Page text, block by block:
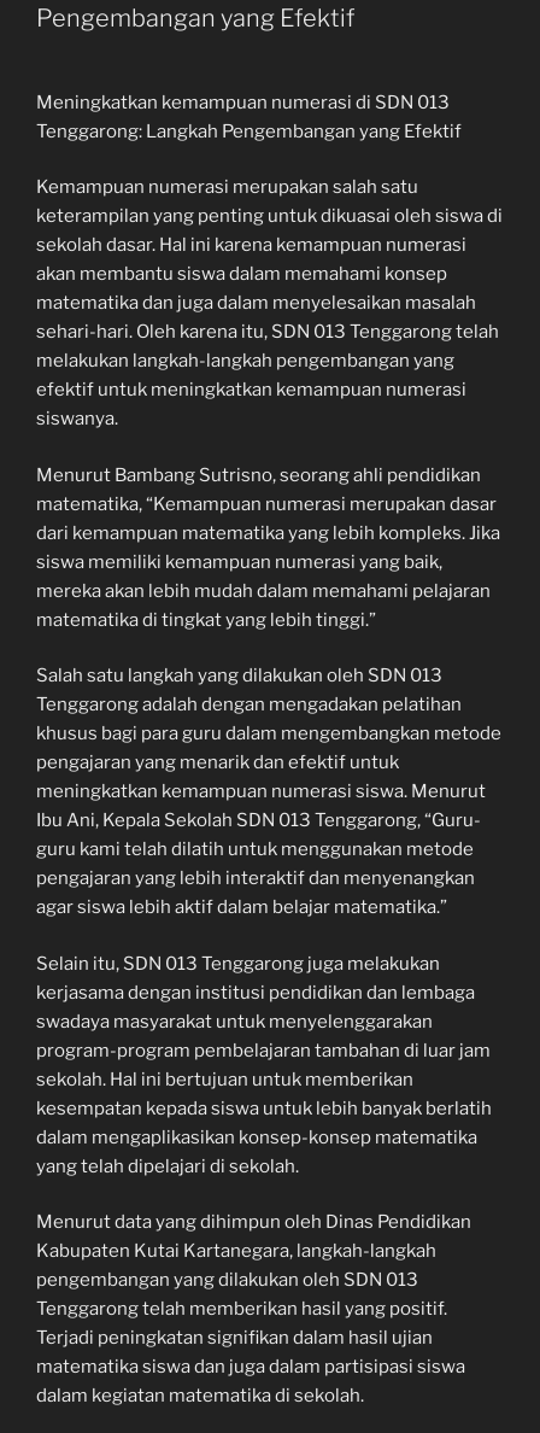
Pengembangan yang Efektif
Meningkatkan kemampuan numerasi di SDN 013
Tenggarong: Langkah Pengembangan yang Efektif
Kemampuan numerasi merupakan salah satu
keterampilan yang penting untuk dikuasai oleh siswa di
sekolah dasar. Hal ini karena kemampuan numerasi
akan membantu siswa dalam memahami konsep
matematika dan juga dalam menyelesaikan masalah
sehari-hari. Oleh karena itu, SDN 013 Tenggarong telah
melakukan langkah-langkah pengembangan yang
efektif untuk meningkatkan kemampuan numerasi
siswanya.
Menurut Bambang Sutrisno, seorang ahli pendidikan
matematika, “Kemampuan numerasi merupakan dasar
dari kemampuan matematika yang lebih kompleks. Jika
siswa memiliki kemampuan numerasi yang baik,
mereka akan lebih mudah dalam memahami pelajaran
matematika di tingkat yang lebih tinggi.”
Salah satu langkah yang dilakukan oleh SDN 013
Tenggarong adalah dengan mengadakan pelatihan
khusus bagi para guru dalam mengembangkan metode
pengajaran yang menarik dan efektif untuk
meningkatkan kemampuan numerasi siswa. Menurut
Ibu Ani, Kepala Sekolah SDN 013 Tenggarong, “Guru-
guru kami telah dilatih untuk menggunakan metode
pengajaran yang lebih interaktif dan menyenangkan
agar siswa lebih aktif dalam belajar matematika.”
Selain itu, SDN 013 Tenggarong juga melakukan
kerjasama dengan institusi pendidikan dan lembaga
swadaya masyarakat untuk menyelenggarakan
program-program pembelajaran tambahan di luar jam
sekolah. Hal ini bertujuan untuk memberikan
kesempatan kepada siswa untuk lebih banyak berlatih
dalam mengaplikasikan konsep-konsep matematika
yang telah dipelajari di sekolah.
Menurut data yang dihimpun oleh Dinas Pendidikan
Kabupaten Kutai Kartanegara, langkah-langkah
pengembangan yang dilakukan oleh SDN 013
Tenggarong telah memberikan hasil yang positif.
Terjadi peningkatan signifikan dalam hasil ujian
matematika siswa dan juga dalam partisipasi siswa
dalam kegiatan matematika di sekolah.